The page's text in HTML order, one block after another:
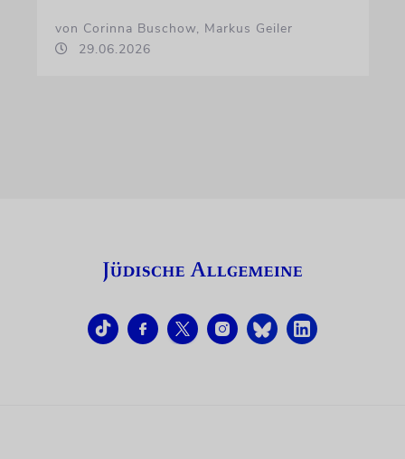
von Corinna Buschow, Markus Geiler
29.06.2026